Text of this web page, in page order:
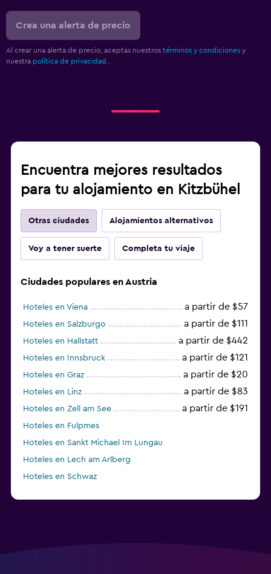
Crea una alerta de precio
Al crear una alerta de precio, aceptas nuestros términos y condiciones y
nuestra política de privacidad.
Encuentra mejores resultados
para tu alojamiento en Kitzbühel
Otras ciudades Alojamientos alternativos
Voy a tener suerte Completa tu viaje
Ciudades populares en Austria
Hoteles en Viena a partir de $57
Hoteles en Salzburgo a partir de $111
Hoteles en Hallstatt a partir de $442
Hoteles en Innsbruck a partir de $121
Hoteles en Graz a partir de $20
Hoteles en Linz a partir de $83
Hoteles en Zell am See a partir de $191
Hoteles en Fulpmes
Hoteles en Sankt Michael Im Lungau
Hoteles en Lech am Arlberg
Hoteles en Schwaz